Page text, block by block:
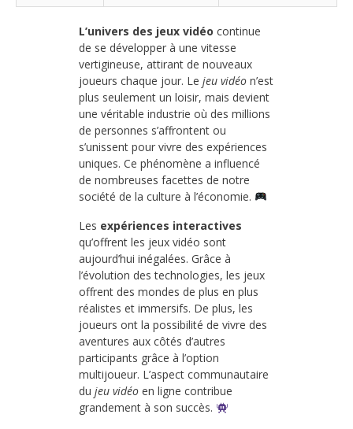
L’univers des jeux vidéo continue
de se développer à une vitesse
vertigineuse, attirant de nouveaux
joueurs chaque jour. Le jeu vidéo n’est
plus seulement un loisir, mais devient
une véritable industrie où des millions
de personnes s’affrontent ou
s’unissent pour vivre des expériences
uniques. Ce phénomène a influencé
de nombreuses facettes de notre
société de la culture à l’économie.
Les expériences interactives
qu’offrent les jeux vidéo sont
aujourd’hui inégalées. Grâce à
l’évolution des technologies, les jeux
offrent des mondes de plus en plus
réalistes et immersifs. De plus, les
joueurs ont la possibilité de vivre des
aventures aux côtés d’autres
participants grâce à l’option
multijoueur. L’aspect communautaire
du jeu vidéo en ligne contribue
grandement à son succès.